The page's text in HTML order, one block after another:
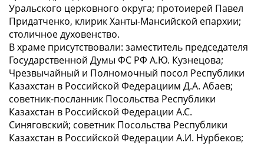
Уральского церковного округа; протоиерей Павел
Придатченко, клирик Ханты-Мансийской епархии;
столичное духовенство.
В храме присутствовали: заместитель председателя
Государственной Думы ФС РФ А.Ю. Кузнецова;
Чрезвычайный и Полномочный посол Республики
Казахстан в Российской Федерациим Д.А. Абаев;
советник-посланник Посольства Республики
Казахстан в Российской Федерации А.С.
Синяговский; советник Посольства Республики
Казахстан в Российской Федерации А.И. Нурбеков;